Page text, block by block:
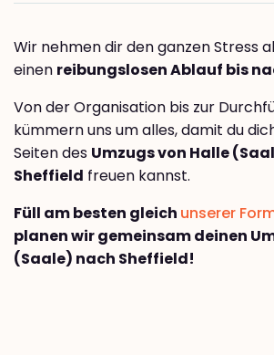
Wir nehmen dir den ganzen Stress
einen reibungslosen Ablauf bis
Von der Organisation bis zur
kümmern uns um alles, damit du
Seiten des Umzugs von Halle
Sheffield freuen kannst.
Füll am besten gleich unserer
planen wir gemeinsam deinen
(Saale) nach Sheffield!